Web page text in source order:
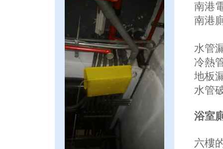
南港
南港
水管
冷熱
地板
水管
浴室
六樓